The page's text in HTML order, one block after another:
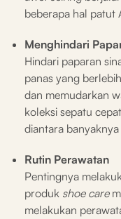
beberapa hal patut
Menghindari
Hindari paparan
panas yang
dan memudarkan
koleksi sepatu
diantara
Rutin Perawatan
Pentingnya
produk shoe care
melakukan